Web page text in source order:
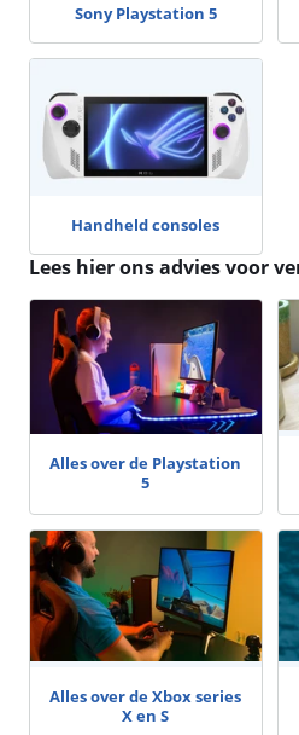
Sony Playstation 5
Handheld consoles
Lees hier ons advies voor
Alles over de Playstation
5
Alles over de Xbox series
X en S